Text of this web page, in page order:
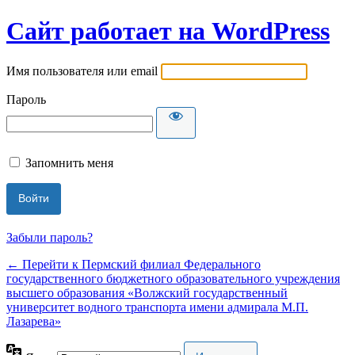
Сайт работает на WordPress
Имя пользователя или email
Пароль
Запомнить меня
Забыли пароль?
← Перейти к Пермский филиал Федерального
государственного бюджетного образовательного учреждения
высшего образования «Волжский государственный
университет водного транспорта имени адмирала М.П.
Лазарева»